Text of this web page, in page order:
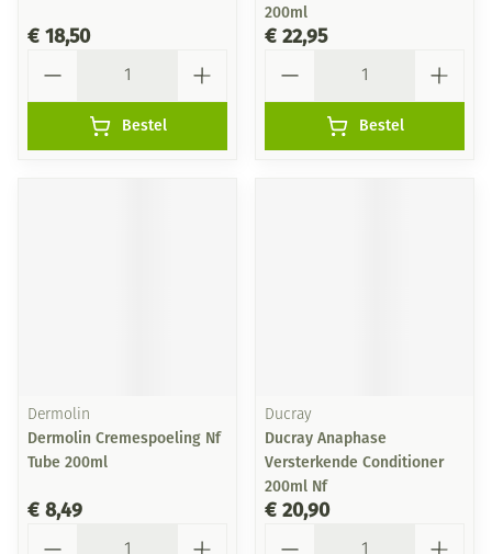
€ 18,50
Bestel
200ml
€ 22,95
Bestel
Dermolin
Dermolin Cremespoeling Nf
Tube 200ml
€ 8,49
Ducray
Ducray Anaphase
Versterkende Conditioner
200ml Nf
€ 20,90